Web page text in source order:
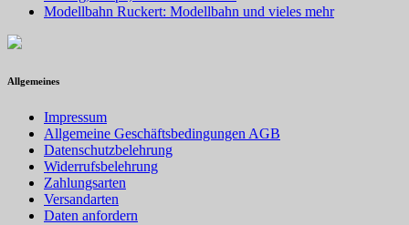
Modellbahn Ruckert: Modellbahn und vieles mehr
Allgemeines
Impressum
Allgemeine Geschäftsbedingungen AGB
Datenschutzbelehrung
Widerrufsbelehrung
Zahlungsarten
Versandarten
Daten anfordern